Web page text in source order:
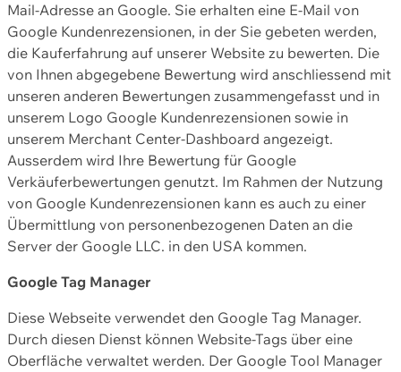
Mail-Adresse an Google. Sie erhalten eine E-Mail von
Google Kundenrezensionen, in der Sie gebeten werden,
die Kauferfahrung auf unserer Website zu bewerten. Die
von Ihnen abgegebene Bewertung wird anschliessend mit
unseren anderen Bewertungen zusammengefasst und in
unserem Logo Google Kundenrezensionen sowie in
unserem Merchant Center-Dashboard angezeigt.
Ausserdem wird Ihre Bewertung für Google
Verkäuferbewertungen genutzt. Im Rahmen der Nutzung
von Google Kundenrezensionen kann es auch zu einer
Übermittlung von personenbezogenen Daten an die
Server der Google LLC. in den USA kommen.
Google Tag Manager
Diese Webseite verwendet den Google Tag Manager.
Durch diesen Dienst können Website-Tags über eine
Oberfläche verwaltet werden. Der Google Tool Manager